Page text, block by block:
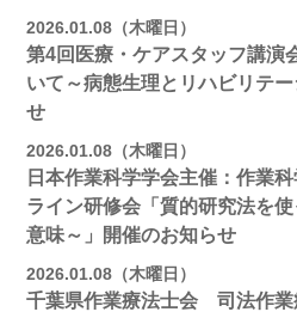
2026.01.08（木曜日）
第4回医療・ケアスタッフ講演
いて～病態生理とリハビリテ
せ
2026.01.08（木曜日）
日本作業科学学会主催：作業
ライン研修会「質的研究法を
意味～」開催のお知らせ
2026.01.08（木曜日）
千葉県作業療法士会 司法作業